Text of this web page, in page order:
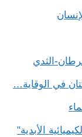
في الوقاية…
الأبدية"